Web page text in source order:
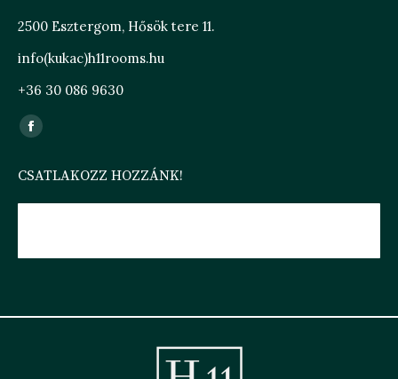
2500 Esztergom, Hősök tere 11.
info(kukac)h11rooms.hu
+36 30 086 9630
Find us on:
Facebook
opens
in
CSATLAKOZZ HOZZÁNK!